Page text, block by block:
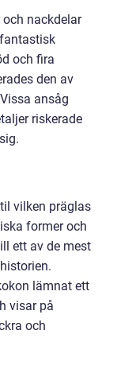
nackdelar
och fira
den av
ansåg
riskerade
vilken präglas
former och
ett av de mest
lämnat ett
visar på
och